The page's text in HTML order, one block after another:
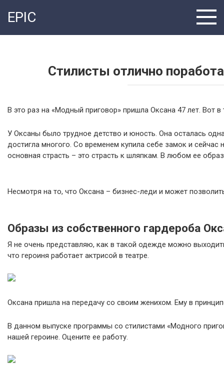
EPIC
Стилисты отлично
В это раз на «Модный приговор» пришла Оксана 47 лет. Вот
У Оксаны было трудное детство и юность. Она осталась
достигла многого. Со временем купила себе замок и
основная страсть – это страсть к шляпкам. В любом ее
Несмотря на то, что Оксана – бизнес-леди и может
Образы из собственного гардероба
Я не очень представляю, как в такой одежде можно
что героиня работает актрисой в театре.
Оксана пришла на передачу со своим женихом. Ему в
В данном выпуске программы со стилистами «Модного
нашей героине. Оцените ее работу.